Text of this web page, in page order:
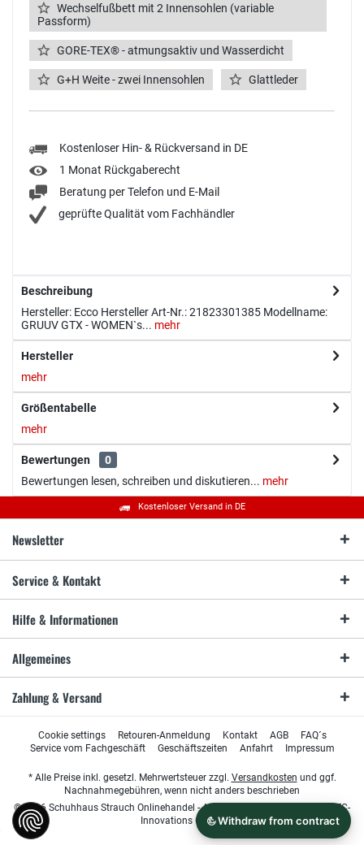
Wechselfußbett mit 2 Innensohlen (variable
Passform)
GORE-TEX® - atmungsaktiv und Wasserdicht
G+H Weite - zwei Innensohlen Glattleder
Kostenloser Hin- & Rückversand in DE
1 Monat Rückgaberecht
Beratung per Telefon und E-Mail
geprüfte Qualität vom Fachhändler
Beschreibung
Hersteller: Ecco Hersteller Art-Nr.: 21823301385 Modellname:
GRUUV GTX - WOMEN`s... mehr
Hersteller
mehr
Größentabelle
mehr
Bewertungen
0
Bewertungen lesen, schreiben und diskutieren... mehr
Kostenloser Versand in DE
Newsletter
Service & Kontakt
Hilfe & Informationen
Allgemeines
Zahlung & Versand
Cookie settings Retouren-Anmeldung Kontakt AGB
FAQ´s
Service vom Fachgeschäft
Geschäftszeiten Anfahrt Impressum
* Alle Preise inkl. gesetzl. Mehrwertsteuer zzgl. Versandkosten und ggf.
Nachnahmegebühren, wenn nicht anders beschrieben
© 2026 Schuhhaus Strauch Onlinehandel - All Rights Reserved. Design by
TC-
Innovations GmbH